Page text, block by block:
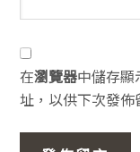
在瀏覽器中儲存
址，以供下次發佈